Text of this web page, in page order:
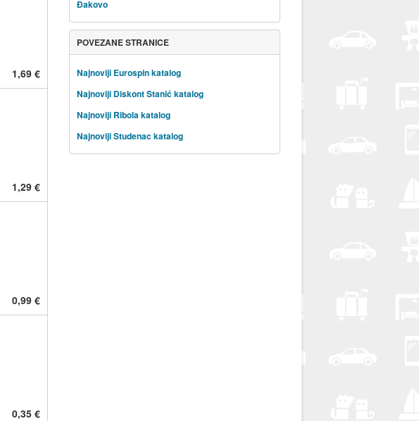
1,69 €
1,29 €
0,99 €
0,35 €
Đakovo
POVEZANE STRANICE
Najnoviji Eurospin katalog
Najnoviji Diskont Stanić katalog
Najnoviji Ribola katalog
Najnoviji Studenac katalog